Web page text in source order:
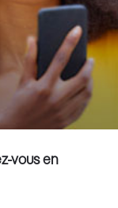
vous en